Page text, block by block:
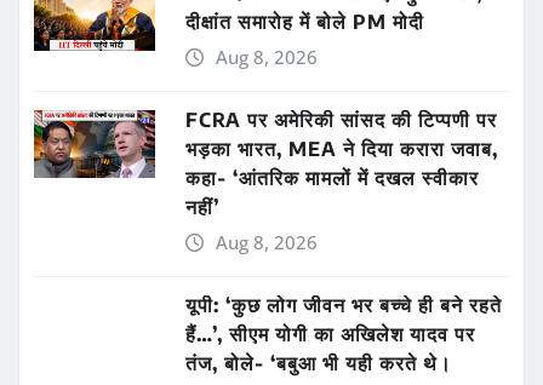
दीक्षांत समारोह में बोले PM मोदी
Aug 8, 2026
FCRA पर अमेरिकी सांसद की टिप्पणी पर
भड़का भारत, MEA ने दिया करारा जवाब,
कहा- ‘आंतरिक मामलों में दखल स्वीकार
नहीं’
Aug 8, 2026
यूपी: ‘कुछ लोग जीवन भर बच्चे ही बने रहते
हैं…’, सीएम योगी का अखिलेश यादव पर
तंज, बोले- ‘बबुआ भी यही करते थे।